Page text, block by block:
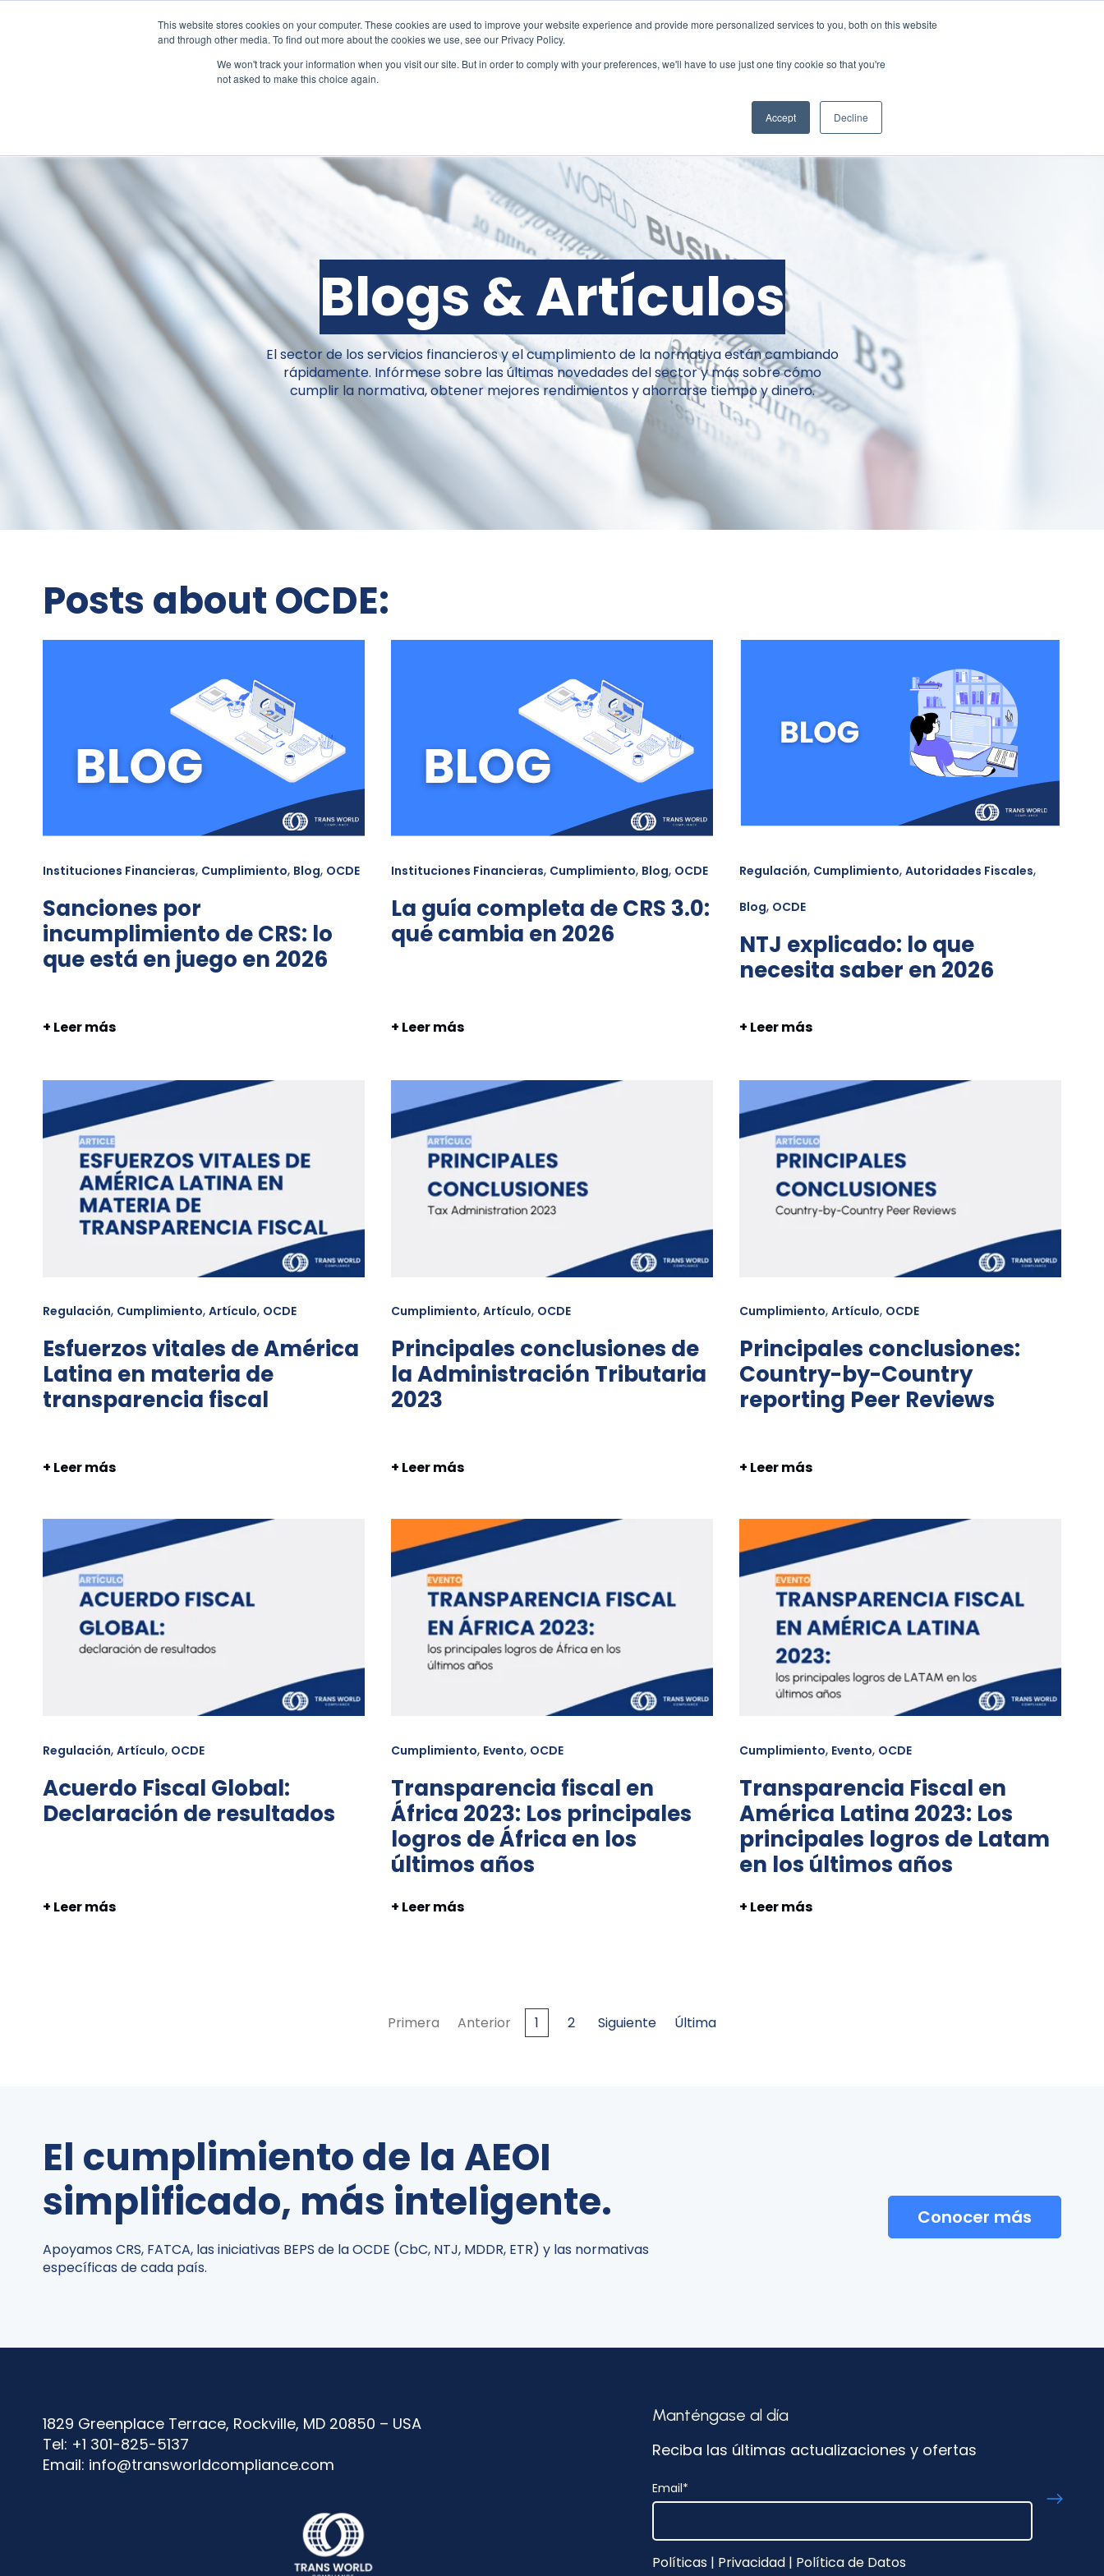
This website stores cookies on your computer. These cookies are used to improve your website experience and provide more personalized services to you, both on this website
and through other media. To find out more about the cookies we use, see our Privacy Policy.
We won't track your information when you visit our site. But in order to comply with your preferences, we'll have to use just one tiny cookie so that you're
not asked to make this choice again.
Accept Decline
Blogs & Artículos
El sector de los servicios financieros y el cumplimiento de la normativa están cambiando
rápidamente. Infórmese sobre las últimas novedades del sector y más sobre cómo
cumplir la normativa, obtener mejores rendimientos y ahorrarse tiempo y dinero.
Posts about OCDE:
Instituciones Financieras, Cumplimiento, Blog, OCDE
Sanciones por
incumplimiento de CRS: lo
que está en juego en 2026
+ Leer más
Instituciones Financieras, Cumplimiento, Blog, OCDE
La guía completa de CRS 3.0:
qué cambia en 2026
+ Leer más
Regulación, Cumplimiento, Autoridades Fiscales,
Blog, OCDE
NTJ explicado: lo que
necesita saber en 2026
+ Leer más
Regulación, Cumplimiento, Artículo, OCDE
Esfuerzos vitales de América
Latina en materia de
transparencia fiscal
+ Leer más
Cumplimiento, Artículo, OCDE
Principales conclusiones de
la Administración Tributaria
2023
+ Leer más
Cumplimiento, Artículo, OCDE
Principales conclusiones:
Country-by-Country
reporting Peer Reviews
+ Leer más
Regulación, Artículo, OCDE
Acuerdo Fiscal Global:
Declaración de resultados
+ Leer más
Cumplimiento, Evento, OCDE
Transparencia fiscal en
África 2023: Los principales
logros de África en los
últimos años
+ Leer más
Cumplimiento, Evento, OCDE
Transparencia Fiscal en
América Latina 2023: Los
principales logros de Latam
en los últimos años
+ Leer más
Primera Anterior 1 2 Siguiente Última
El cumplimiento de la AEOI
simplificado, más inteligente.
Apoyamos CRS, FATCA, las iniciativas BEPS de la OCDE (CbC, NTJ, MDDR, ETR) y las normativas
específicas de cada país.
Conocer más
1829 Greenplace Terrace, Rockville, MD 20850 – USA
Tel: +1 301-825-5137
Email: info@transworldcompliance.com
Manténgase al día
Reciba las últimas actualizaciones y ofertas
Email*
Políticas | Privacidad| Política de Datos